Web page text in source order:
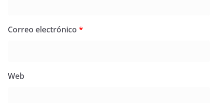
Correo electrónico *
Web